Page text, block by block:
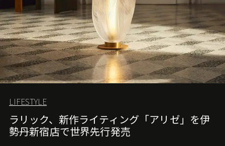
LIFESTYLE
ラリック、新作ライティング「アリゼ」を伊
勢丹新宿店で世界先行発売